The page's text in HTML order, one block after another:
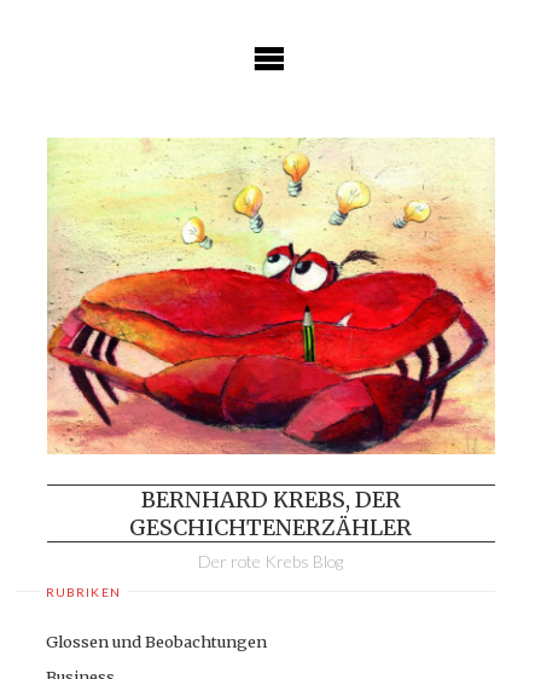
BERNHARD KREBS, DER
GESCHICHTENERZÄHLER
Der rote Krebs Blog
RUBRIKEN
Glossen und Beobachtungen